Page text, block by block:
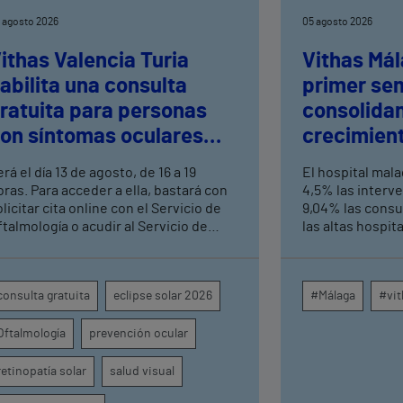
agosto 2026
Valencia Turia
una consulta
para personas
síntomas oculares
el eclipse solar
el día 13 de agosto, de 16 a 19
Para acceder a ella, bastará con
cita online con el Servicio de
o acudir al Servicio de
gratuita eclipse solar 2026
prevención ocular
solar salud visual
05 agosto 2026
Vithas
primer
consultas
altas
El hospital
4,5% las
9,04% las
las altas
centros
provincia
#Málaga